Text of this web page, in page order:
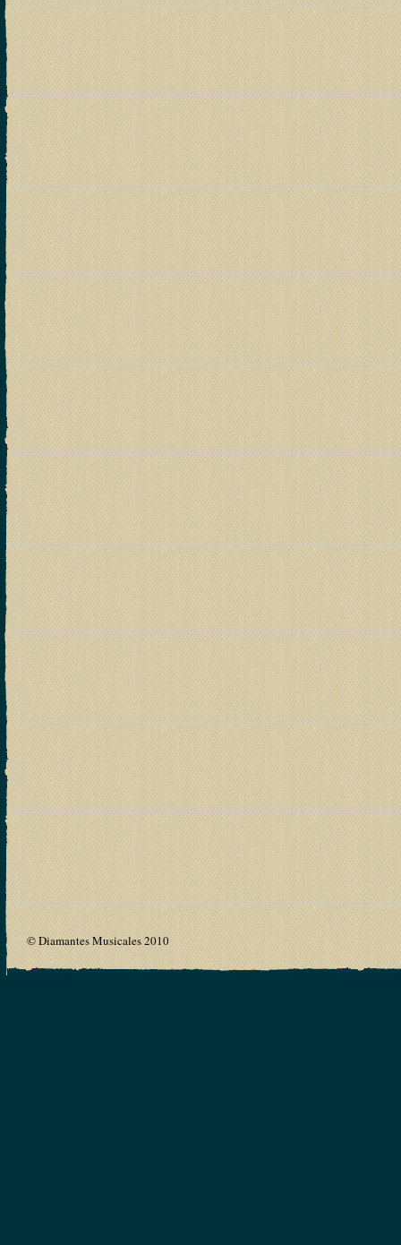
© Diamantes Musicales 2010